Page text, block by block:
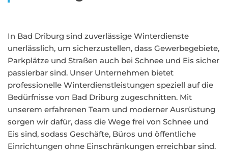
In Bad Driburg sind zuverlässige Winterdienste
unerlässlich, um sicherzustellen, dass Gewerbegebiete,
Parkplätze und Straßen auch bei Schnee und Eis sicher
passierbar sind. Unser Unternehmen bietet
professionelle Winterdienstleistungen speziell auf die
Bedürfnisse von Bad Driburg zugeschnitten. Mit
unserem erfahrenen Team und moderner Ausrüstung
sorgen wir dafür, dass die Wege frei von Schnee und
Eis sind, sodass Geschäfte, Büros und öffentliche
Einrichtungen ohne Einschränkungen erreichbar sind.